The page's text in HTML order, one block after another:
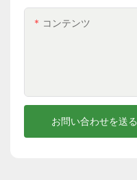
コンテンツ
お問い合わせを送る